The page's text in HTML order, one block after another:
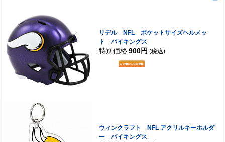
リデル NFL ポケットサイズヘルメッ
ト バイキングス
特別価格 900円 (税込)
ウィンクラフト NFL アクリルキーホルダ
ー バイキングス